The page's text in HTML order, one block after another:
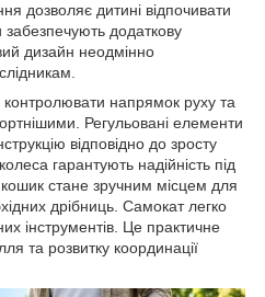
дозволяє дитині відпочивати
забезпечують додаткову
дизайн неодмінно
контролювати напрямок руху та
Регульовані елементи
відповідно до зросту
гарантують надійність під
стане зручним місцем для
дрібниць. Самокат легко
інструментів. Це практичне
та розвитку координації